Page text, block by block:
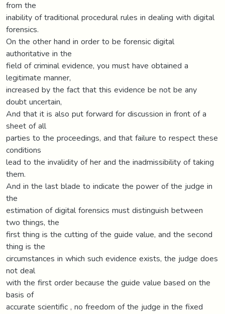
from the
inability of traditional procedural rules in dealing with digital
forensics.
On the other hand in order to be forensic digital
authoritative in the
field of criminal evidence, you must have obtained a
legitimate manner,
increased by the fact that this evidence be not be any
doubt uncertain,
And that it is also put forward for discussion in front of a
sheet of all
parties to the proceedings, and that failure to respect these
conditions
lead to the invalidity of her and the inadmissibility of taking
them.
And in the last blade to indicate the power of the judge in
the
estimation of digital forensics must distinguish between
two things, the
first thing is the cutting of the guide value, and the second
thing is the
circumstances in which such evidence exists, the judge does
not deal
with the first order because the guide value based on the
basis of
accurate scientific , no freedom of the judge in the fixed